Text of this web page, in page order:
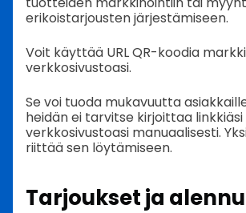
erikoistarjousten järjestämiseen.
Voit käyttää URL QR-koodia
verkkosivustoasi.
Se voi tuoda mukavuutta
heidän ei tarvitse kirjoittaa
verkkosivustoasi manuaalisesti.
riittää sen löytämiseen.
Tarjoukset ja